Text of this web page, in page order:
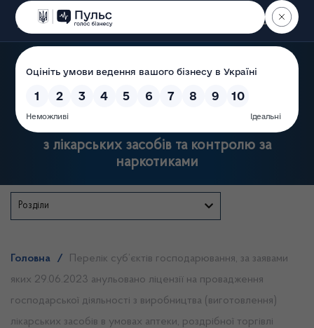
Пошук
Державна служба України
з лікарських засобів та контролю за
наркотиками
Розділи
Головна /
Перелік суб’єктів господарювання, за заявами
яких 29.06.2023 анульовано ліцензії на провадження
господарської діяльності з виробництва (виготовлення)
лікарських засобів в умовах аптеки, роздрібної торгівлі